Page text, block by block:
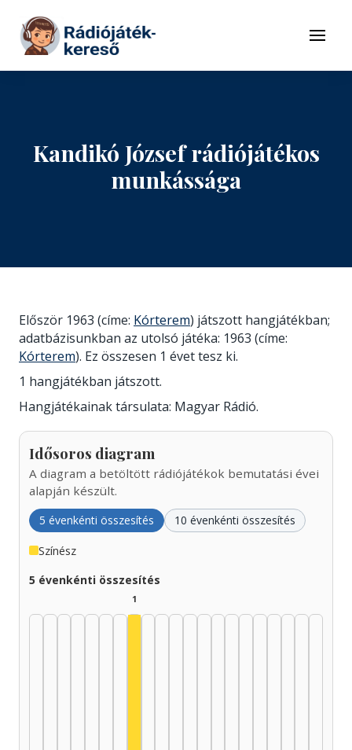
Tovább a tartalomhoz
Menü
Kandikó József rádiójátékos
munkássága
Először 1963 (címe: Kórterem) játszott hangjátékban;
adatbázisunkban az utolsó játéka: 1963 (címe:
Kórterem). Ez összesen 1 évet tesz ki.
1 hangjátékban játszott.
Hangjátékainak társulata: Magyar Rádió.
Idősoros diagram
A diagram a betöltött rádiójátékok bemutatási évei
alapján készült.
5 évenkénti összesítés 10 évenkénti összesítés
Színész
5 évenkénti összesítés
1